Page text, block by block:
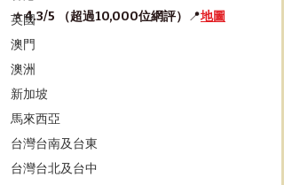
英國
澳門
澳洲
新加坡
馬來西亞
台灣台南及台東
台灣台北及台中
⭐️ 4.3/5 （超過10,000位網評） 📍地圖